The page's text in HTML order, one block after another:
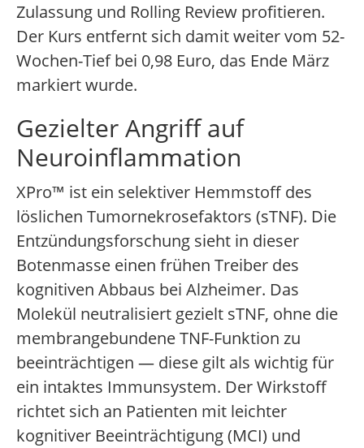
Zulassung und Rolling Review profitieren.
Der Kurs entfernt sich damit weiter vom 52-
Wochen-Tief bei 0,98 Euro, das Ende März
markiert wurde.
Gezielter Angriff auf
Neuroinflammation
XPro™ ist ein selektiver Hemmstoff des
löslichen Tumornekrosefaktors (sTNF). Die
Entzündungsforschung sieht in dieser
Botenmasse einen frühen Treiber des
kognitiven Abbaus bei Alzheimer. Das
Molekül neutralisiert gezielt sTNF, ohne die
membrangebundene TNF-Funktion zu
beeinträchtigen — diese gilt als wichtig für
ein intaktes Immunsystem. Der Wirkstoff
richtet sich an Patienten mit leichter
kognitiver Beeinträchtigung (MCI) und